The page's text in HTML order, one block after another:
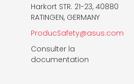
Harkort STR. 21-23, 40880
RATINGEN, GERMANY
ProducSafety@asus.com
Consulter la
documentation